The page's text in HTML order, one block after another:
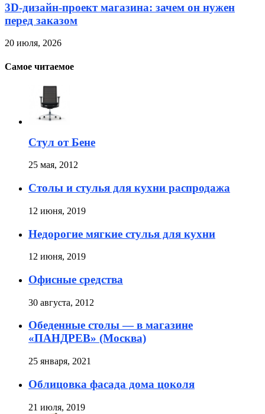
3D-дизайн-проект магазина: зачем он нужен
перед заказом
20 июля, 2026
Самое читаемое
Стул от Бене
25 мая, 2012
Столы и стулья для кухни распродажа
12 июня, 2019
Недорогие мягкие стулья для кухни
12 июня, 2019
Офисные средства
30 августа, 2012
Обеденные столы — в магазине
«ПАНДРЕВ» (Москва)
25 января, 2021
Облицовка фасада дома цоколя
21 июля, 2019